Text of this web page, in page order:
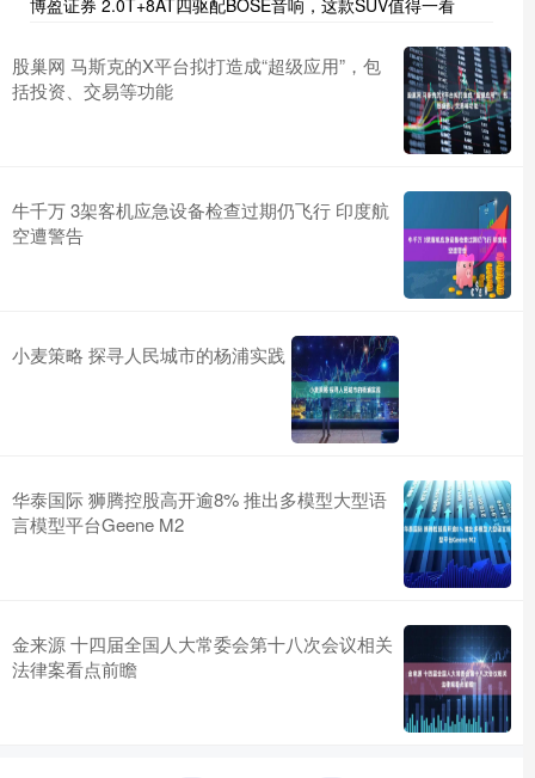
股巢网 马斯克的X平台拟打造成“超级应用”，包
括投资、交易等功能
牛千万 3架客机应急设备检查过期仍飞行 印度航
空遭警告
小麦策略 探寻人民城市的杨浦实践
华泰国际 狮腾控股高开逾8% 推出多模型大型语
言模型平台Geene M2
金来源 十四届全国人大常委会第十八次会议相关
法律案看点前瞻